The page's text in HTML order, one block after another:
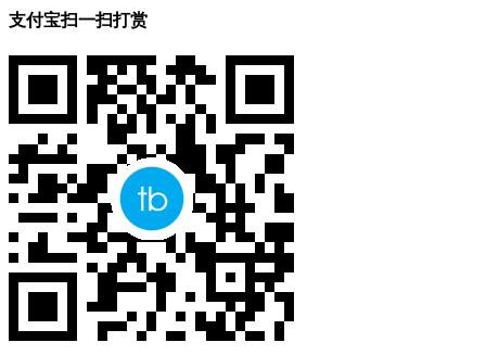
支付宝扫一扫打赏